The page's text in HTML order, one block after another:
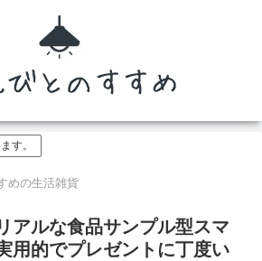
す。
めの生活雑貨
アルな食品サンプル型スマ
用的でプレゼントに丁度い